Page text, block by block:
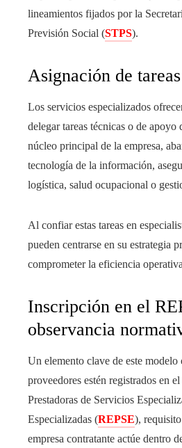
lineamientos fijados por la
Previsión Social (STPS).
Asignación de
Los servicios especializados
delegar tareas técnicas o de apoyo
núcleo principal de la empresa,
tecnología de la información,
logística, salud ocupacional o
Al confiar estas tareas en
pueden centrarse en su estrategia
comprometer la eficiencia
Inscripción en el
observancia
Un elemento clave de este modelo
proveedores estén registrados en
Prestadoras de Servicios
Especializadas (REPSE),
empresa contratante actúe dentro